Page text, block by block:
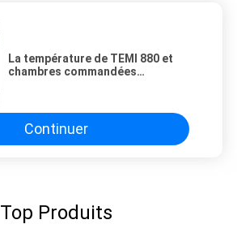
La température de TEMI 880 et
chambres commandées
Continuer
Top Produits